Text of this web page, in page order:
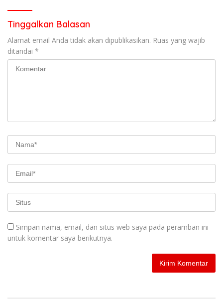
Tinggalkan Balasan
Alamat email Anda tidak akan dipublikasikan. Ruas yang wajib
ditandai *
Simpan nama, email, dan situs web saya pada peramban ini
untuk komentar saya berikutnya.